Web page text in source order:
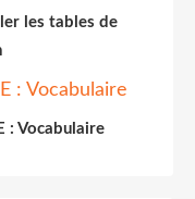
les tables de
: Vocabulaire